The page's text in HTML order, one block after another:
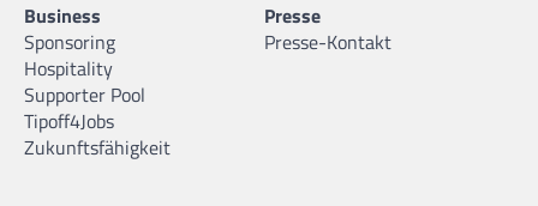
Business
Sponsoring
Hospitality
Supporter Pool
Tipoff4Jobs
Zukunftsfähigkeit
Presse
Presse-Kontakt